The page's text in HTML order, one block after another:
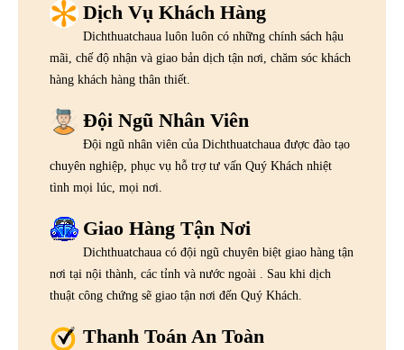
Dịch Vụ Khách Hàng
Dichthuatchaua luôn luôn có những chính sách hậu
mãi, chế độ nhận và giao bản dịch tận nơi, chăm sóc khách
hàng khách hàng thân thiết.
Đội Ngũ Nhân Viên
Đội ngũ nhân viên của Dichthuatchaua được đào tạo
chuyên nghiệp, phục vụ hỗ trợ tư vấn Quý Khách nhiệt
tình mọi lúc, mọi nơi.
Giao Hàng Tận Nơi
Dichthuatchaua có đội ngũ chuyên biệt giao hàng tận
nơi tại nội thành, các tỉnh và nước ngoài . Sau khi dịch
thuật công chứng sẽ giao tận nơi đến Quý Khách.
Thanh Toán An Toàn